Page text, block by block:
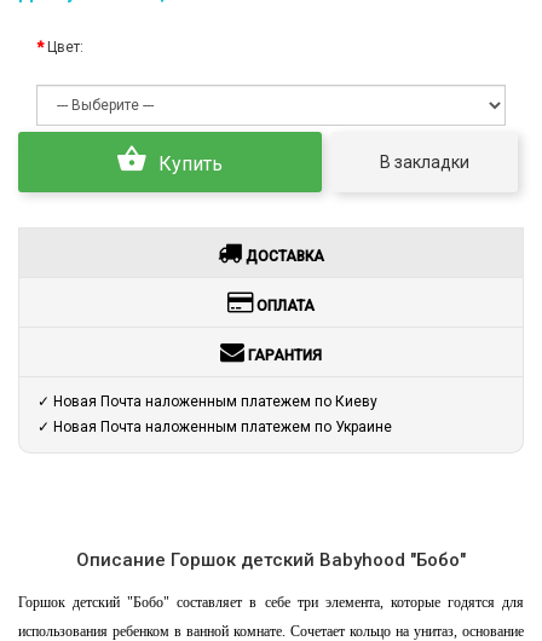
Цвет:
Купить В закладки
ДОСТАВКА
ОПЛАТА
ГАРАНТИЯ
✓ Новая Почта наложенным платежем по Киеву
✓ Новая Почта наложенным платежем по Украине
Описание Горшок детский Babyhood "Бобо"
Горшок детский "Бобо" составляет в себе три элемента, которые годятся для
использования ребенком в ванной комнате. Сочетает кольцо на унитаз, основание